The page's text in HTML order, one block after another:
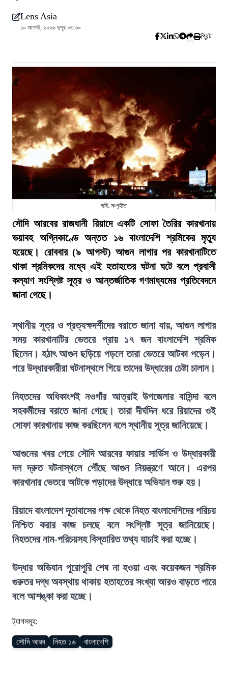
Lens Asia
১০ আগস্ট, ২০২৬ দুপুর ০৩:৩০
প্রিন্ট
ছবি: সংগৃহীত
সৌদি আরবের রাজধানী রিয়াদে একটি সোফা তৈরির কারখানায়
ভয়াবহ অগ্নিকাণ্ডে অন্তত ১৬ বাংলাদেশি শ্রমিকের মৃত্যু
হয়েছে। রোববার (৯ আগস্ট) আগুন লাগার পর কারখানাটিতে
থাকা শ্রমিকদের মধ্যে এই হতাহতের ঘটনা ঘটে বলে প্রবাসী
কল্যাণ সংশ্লিষ্ট সূত্র ও আন্তর্জাতিক গণমাধ্যমের প্রতিবেদনে
জানা গেছে।
স্থানীয় সূত্র ও প্রত্যক্ষদর্শীদের বরাতে জানা যায়, আগুন লাগার
সময় কারখানাটির ভেতরে প্রায় ১৭ জন বাংলাদেশি শ্রমিক
ছিলেন। হঠাৎ আগুন ছড়িয়ে পড়লে তারা ভেতরে আটকা পড়েন।
পরে উদ্ধারকারীরা ঘটনাস্থলে গিয়ে তাদের উদ্ধারের চেষ্টা চালান।
নিহতদের অধিকাংশই নওগাঁর আত্রাই উপজেলার বাসিন্দা বলে
সহকর্মীদের বরাতে জানা গেছে। তারা দীর্ঘদিন ধরে রিয়াদের ওই
সোফা কারখানায় কাজ করছিলেন বলে স্থানীয় সূত্র জানিয়েছে।
আগুনের খবর পেয়ে সৌদি আরবের ফায়ার সার্ভিস ও উদ্ধারকারী
দল দ্রুত ঘটনাস্থলে পৌঁছে আগুন নিয়ন্ত্রণে আনে। এরপর
কারখানার ভেতরে আটকে পড়াদের উদ্ধারে অভিযান শুরু হয়।
রিয়াদে বাংলাদেশ দূতাবাসের পক্ষ থেকে নিহত বাংলাদেশিদের পরিচয়
নিশ্চিত করার কাজ চলছে বলে সংশ্লিষ্ট সূত্র জানিয়েছে।
নিহতদের নাম-পরিচয়সহ বিস্তারিত তথ্য যাচাই করা হচ্ছে।
উদ্ধার অভিযান পুরোপুরি শেষ না হওয়া এবং কয়েকজন শ্রমিক
গুরুতর দগ্ধ অবস্থায় থাকায় হতাহতের সংখ্যা আরও বাড়তে পারে
বলে আশঙ্কা করা হচ্ছে।
ট্যাগসমূহ:
সৌদি আরব নিহত ১৬ বাংলাদেশি